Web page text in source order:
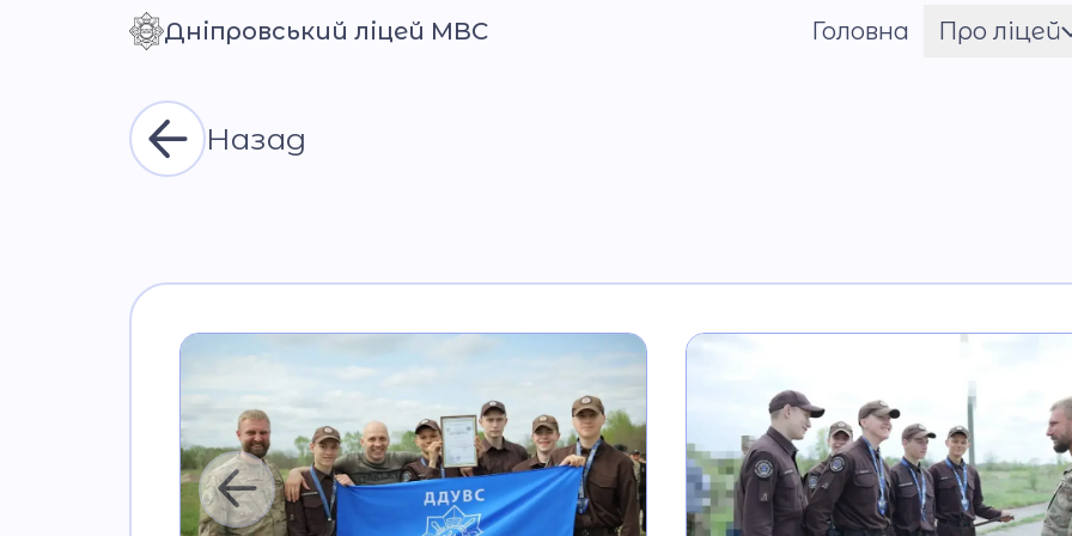
Контраст
Дніпровський ліцей МВС Головна
Про ліцей
Матеріально-
Національно-
патріотичне
виховання
Назад